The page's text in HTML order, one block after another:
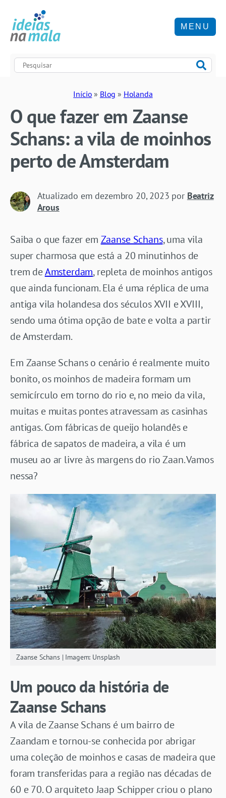
MENU
Início » Blog » Holanda
O que fazer em Zaanse
Schans: a vila de moinhos
perto de Amsterdam
Atualizado em dezembro 20, 2023 por Beatriz
Arous
Saiba o que fazer em Zaanse Schans, uma vila
super charmosa que está a 20 minutinhos de
trem deAmsterdam, repleta de moinhos antigos
que ainda funcionam. Ela é uma réplica de uma
antiga vila holandesa dos séculos XVII e XVIII,
sendo uma ótima opção de bate e volta a partir
de Amsterdam.
Em Zaanse Schans o cenário é realmente muito
bonito, os moinhos de madeira formam um
semicírculo em torno do rio e, no meio da vila,
muitas e muitas pontes atravessam as casinhas
antigas. Com fábricas de queijo holandês e
fábrica de sapatos de madeira, a vila é um
museu ao ar livre às margens do rio Zaan. Vamos
nessa?
Zaanse Schans | Imagem: Unsplash
Um pouco da história de
Zaanse Schans
A vila de Zaanse Schans é um bairro de
Zaandam e tornou-se conhecida por abrigar
uma coleção de moinhos e casas de madeira que
foram transferidas para a região nas décadas de
60 e 70. O arquiteto Jaap Schipper criou o plano